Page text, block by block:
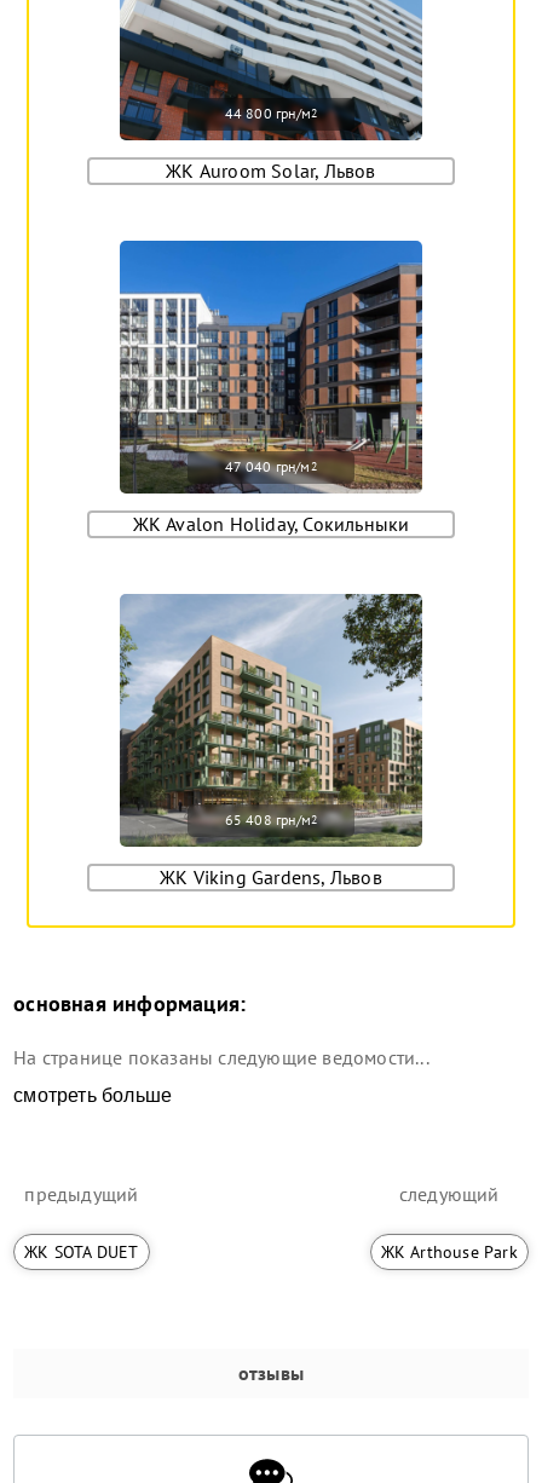
44 800 грн/м2
ЖК Auroom Solar, Львов
47 040 грн/м2
ЖК Avalon Holiday, Сокильныки
65 408 грн/м2
ЖК Viking Gardens, Львов
основная информация:
На странице показаны следующие ведомости...
смотреть больше
предыдущий
ЖК SOTA DUET
следующий
ЖК Arthouse Park
отзывы